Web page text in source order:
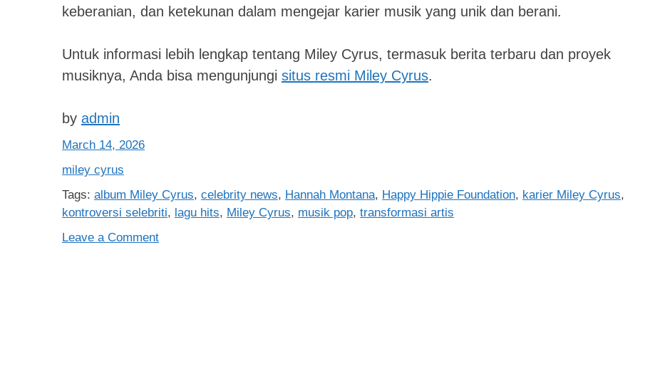
keberanian, dan ketekunan dalam mengejar karier musik yang unik dan berani.
Untuk informasi lebih lengkap tentang Miley Cyrus, termasuk berita terbaru dan proyek
musiknya, Anda bisa mengunjungi situs resmi Miley Cyrus.
by admin
March 14, 2026
miley cyrus
Tags: album Miley Cyrus, celebrity news, Hannah Montana, Happy Hippie Foundation, karier Miley Cyrus,
kontroversi selebriti, lagu hits, Miley Cyrus, musik pop, transformasi artis
Leave a Commenton